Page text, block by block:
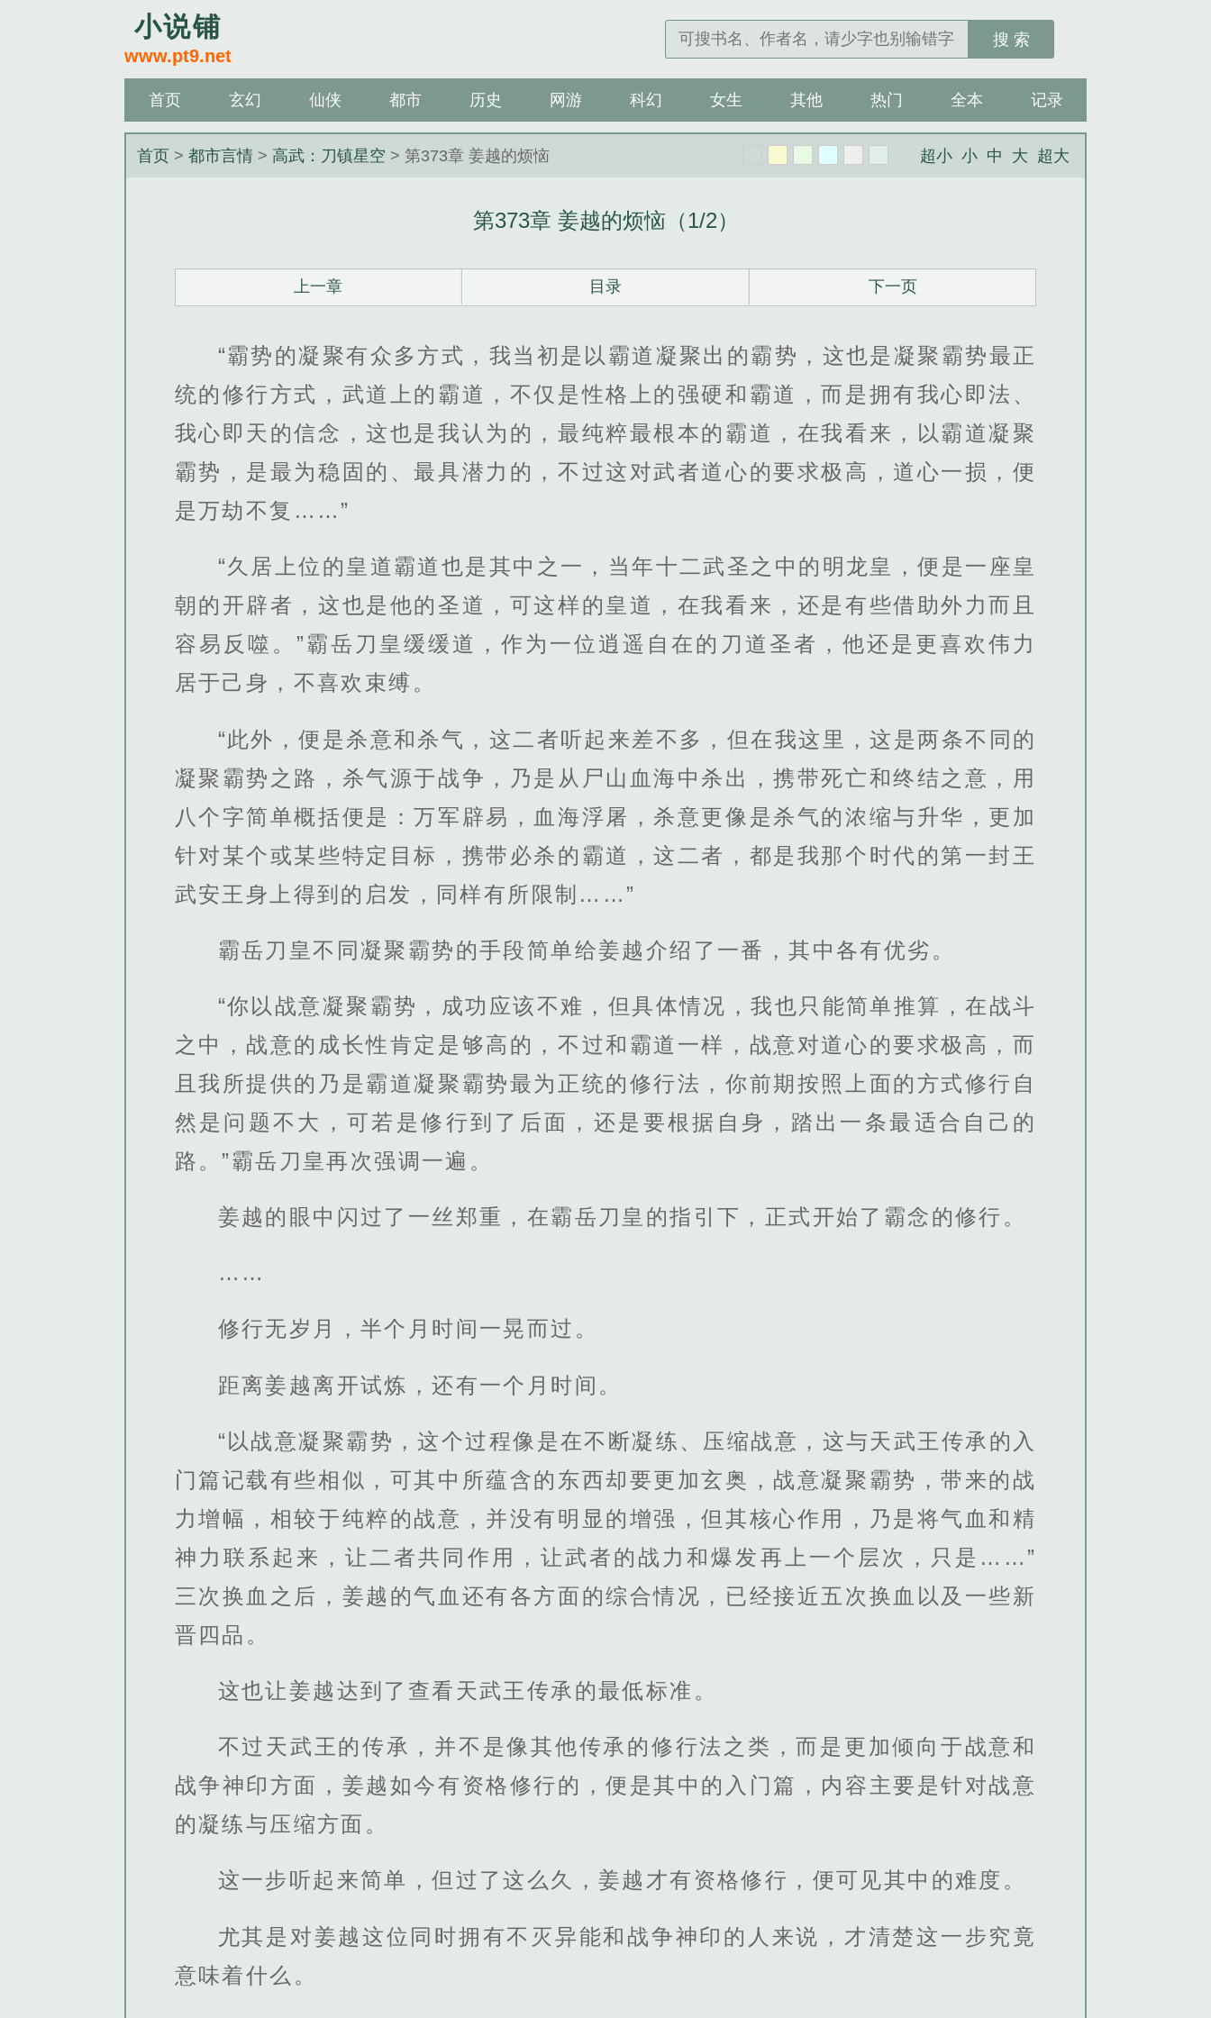
小说铺
www.pt9.net
搜 索
首页 玄幻 仙侠 都市 历史 网游 科幻 女生 其他 热门 全本 记录
首页 >都市言情 > 高武：刀镇星空 > 第373章 姜越的烦恼 超小 小 中 大 超大
第373章 姜越的烦恼（1/2）
上一章 目录 下一页
“霸势的凝聚有众多方式，我当初是以霸道凝聚出的霸势，这也是凝聚霸势最正
统的修行方式，武道上的霸道，不仅是性格上的强硬和霸道，而是拥有我心即法、
我心即天的信念，这也是我认为的，最纯粹最根本的霸道，在我看来，以霸道凝聚
霸势，是最为稳固的、最具潜力的，不过这对武者道心的要求极高，道心一损，便
是万劫不复……”
“久居上位的皇道霸道也是其中之一，当年十二武圣之中的明龙皇，便是一座皇
朝的开辟者，这也是他的圣道，可这样的皇道，在我看来，还是有些借助外力而且
容易反噬。”霸岳刀皇缓缓道，作为一位逍遥自在的刀道圣者，他还是更喜欢伟力
居于己身，不喜欢束缚。
“此外，便是杀意和杀气，这二者听起来差不多，但在我这里，这是两条不同的
凝聚霸势之路，杀气源于战争，乃是从尸山血海中杀出，携带死亡和终结之意，用
八个字简单概括便是：万军辟易，血海浮屠，杀意更像是杀气的浓缩与升华，更加
针对某个或某些特定目标，携带必杀的霸道，这二者，都是我那个时代的第一封王
武安王身上得到的启发，同样有所限制……”
霸岳刀皇不同凝聚霸势的手段简单给姜越介绍了一番，其中各有优劣。
“你以战意凝聚霸势，成功应该不难，但具体情况，我也只能简单推算，在战斗
之中，战意的成长性肯定是够高的，不过和霸道一样，战意对道心的要求极高，而
且我所提供的乃是霸道凝聚霸势最为正统的修行法，你前期按照上面的方式修行自
然是问题不大，可若是修行到了后面，还是要根据自身，踏出一条最适合自己的
路。”霸岳刀皇再次强调一遍。
姜越的眼中闪过了一丝郑重，在霸岳刀皇的指引下，正式开始了霸念的修行。
……
修行无岁月，半个月时间一晃而过。
距离姜越离开试炼，还有一个月时间。
“以战意凝聚霸势，这个过程像是在不断凝练、压缩战意，这与天武王传承的入
门篇记载有些相似，可其中所蕴含的东西却要更加玄奥，战意凝聚霸势，带来的战
力增幅，相较于纯粹的战意，并没有明显的增强，但其核心作用，乃是将气血和精
神力联系起来，让二者共同作用，让武者的战力和爆发再上一个层次，只是……”
三次换血之后，姜越的气血还有各方面的综合情况，已经接近五次换血以及一些新
晋四品。
这也让姜越达到了查看天武王传承的最低标准。
不过天武王的传承，并不是像其他传承的修行法之类，而是更加倾向于战意和
战争神印方面，姜越如今有资格修行的，便是其中的入门篇，内容主要是针对战意
的凝练与压缩方面。
这一步听起来简单，但过了这么久，姜越才有资格修行，便可见其中的难度。
尤其是对姜越这位同时拥有不灭异能和战争神印的人来说，才清楚这一步究竟
意味着什么。